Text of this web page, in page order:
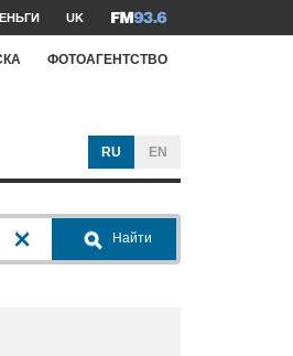
UK
ФОТОАГЕНТСТВО
RU EN
Найти